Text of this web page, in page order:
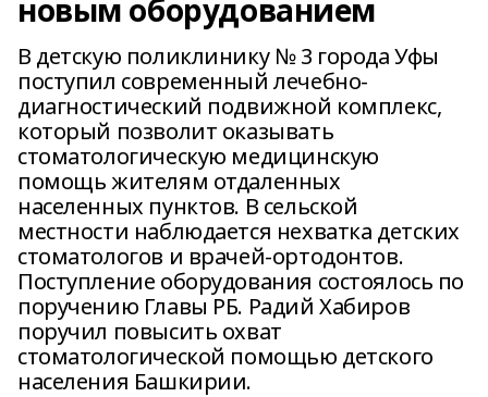
новым оборудованием
В детскую поликлинику № 3 города Уфы
поступил современный лечебно-
диагностический подвижной комплекс,
который позволит оказывать
стоматологическую медицинскую
помощь жителям отдаленных
населенных пунктов. В сельской
местности наблюдается нехватка детских
стоматологов и врачей-ортодонтов.
Поступление оборудования состоялось по
поручению Главы РБ. Радий Хабиров
поручил повысить охват
стоматологической помощью детского
населения Башкирии.